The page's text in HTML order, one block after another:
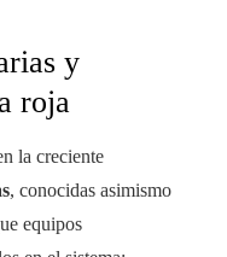
y
roja
la creciente
, conocidas asimismo
equipos